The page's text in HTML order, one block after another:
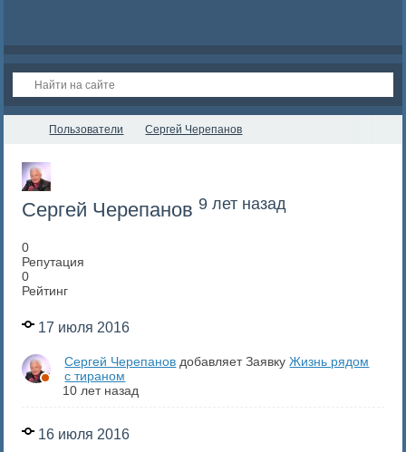
Пользователи Сергей Черепанов
Сергей Черепанов 9 лет назад
0
Репутация
0
Рейтинг
17 июля 2016
Сергей Черепанов добавляет ЗаявкуЖизнь рядом
с тираном
10 лет назад
16 июля 2016